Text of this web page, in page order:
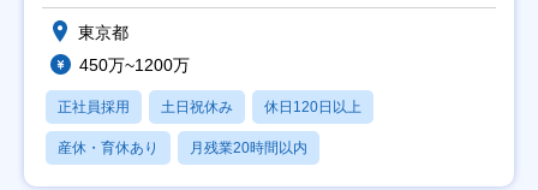
東京都
450万~1200万
正社員採用 土日祝休み 休日120日以上
産休・育休あり 月残業20時間以内